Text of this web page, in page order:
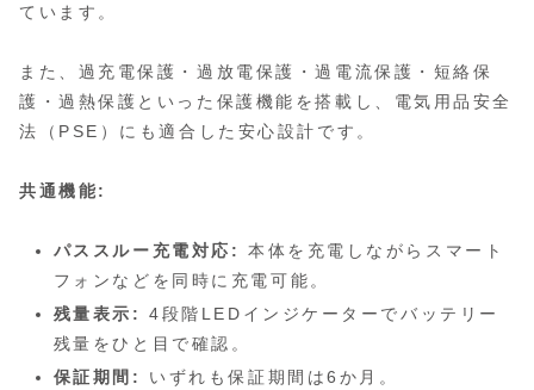
ています。
また、過充電保護・過放電保護・過電流保護・短絡保
護・過熱保護といった保護機能を搭載し、電気用品安全
法（PSE）にも適合した安心設計です。
共通機能:
パススルー充電対応:
本体を充電しながらスマート
フォンなどを同時に充電可能。
残量表示:
4段階LEDインジケーターでバッテリー
残量をひと目で確認。
保証期間:
いずれも保証期間は6か月。